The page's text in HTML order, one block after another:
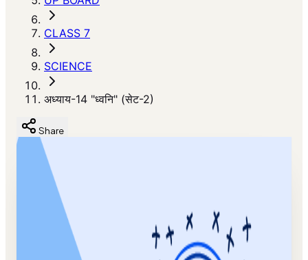
CLASS 7
SCIENCE
अध्याय-14 "ध्वनि" (सेट-2)
Share